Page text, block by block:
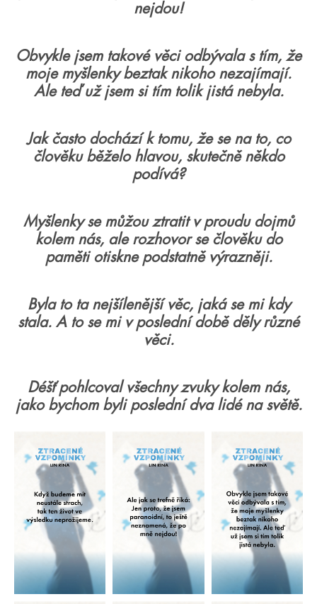
nejdou!
Obvykle jsem takové věci odbývala s tím, že
moje myšlenky beztak nikoho nezajímají.
Ale teď už jsem si tím tolik jistá nebyla.
Jak často dochází k tomu, že se na to, co
člověku běželo hlavou, skutečně někdo
podívá?
Myšlenky se můžou ztratit v proudu dojmů
kolem nás, ale rozhovor se člověku do
paměti otiskne podstatně výrazněji.
Byla to ta nejšílenější věc, jaká se mi kdy
stala. A to se mi v poslední době děly různé
věci.
Déšť pohlcoval všechny zvuky kolem nás,
jako bychom byli poslední dva lidé na světě.